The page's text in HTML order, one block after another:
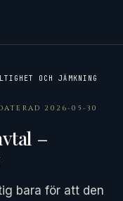
OCH JÄMKNING
2026-05-30
–
bara för att den